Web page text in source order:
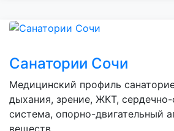
Санатории Сочи
Медицинский профиль
дыхания, зрение, ЖКТ, сердечно-
система, опорно-двигательный
веществ.